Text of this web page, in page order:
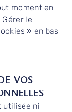
moment en
le
» en bas
VOS
utilisée ni